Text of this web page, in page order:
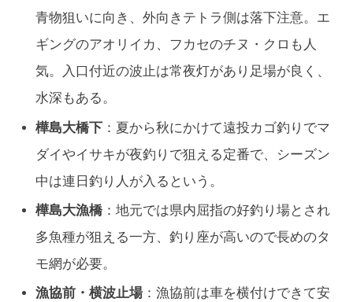
青物狙いに向き、外向きテトラ側は落下注意。エ
ギングのアオリイカ、フカセのチヌ・クロも人
気。入口付近の波止は常夜灯があり足場が良く、
水深もある。
樺島大橋下 ：夏から秋にかけて遠投カゴ釣りでマ
ダイやイサキが夜釣りで狙える定番で、シーズン
中は連日釣り人が入るという。
樺島大漁橋：地元では県内屈指の好釣り場とされ
多魚種が狙える一方、釣り座が高いので長めのタ
モ網が必要。
漁協前・横波止場 ：漁協前は車を横付けできて安